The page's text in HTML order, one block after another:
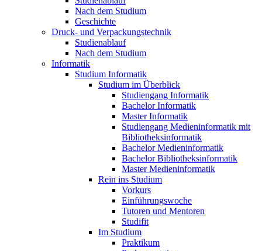
Nach dem Studium
Geschichte
Druck- und Verpackungstechnik
Studienablauf
Nach dem Studium
Informatik
Studium Informatik
Studium im Überblick
Studiengang Informatik
Bachelor Informatik
Master Informatik
Studiengang Medieninformatik mit
Bibliotheksinformatik
Bachelor Medieninformatik
Bachelor Bibliotheksinformatik
Master Medieninformatik
Rein ins Studium
Vorkurs
Einführungswoche
Tutoren und Mentoren
Studifit
Im Studium
Praktikum